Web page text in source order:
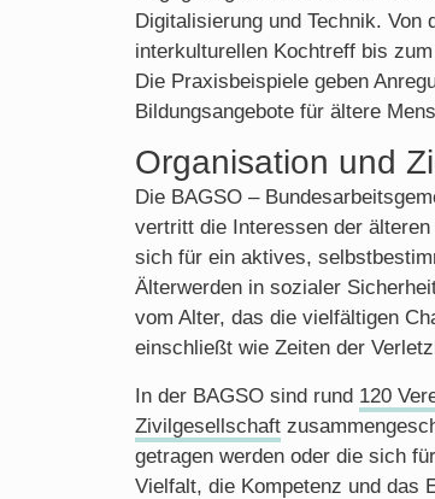
Digitalisierung und Technik. Von
interkulturellen Kochtreff bis
Die Praxisbeispiele geben
Bildungsangebote für ältere
Organisation und
Die BAGSO –
vertritt die Interessen der
sich für ein aktives,
Älterwerden in sozialer
vom Alter, das die vielfältigen
einschließt wie Zeiten der
In der BAGSO sind rund 120
Zivilgesellschaft
getragen werden oder die sich
Vielfalt, die Kompetenz und das